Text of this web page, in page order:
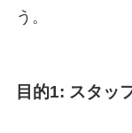
う。
目的1: スタッ